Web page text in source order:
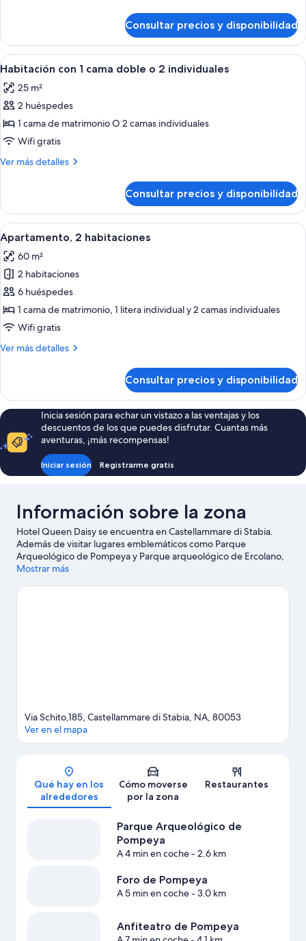
individual
básica
Consultar precios y disponibilidad
Abrir
todas
las
fotos
de
Habitación
con
doble
o
2
individuales
Habitación de hotel con cama,
8
Habitación con 1 cama doble o 2 individuales
25 m²
2 huéspedes
1 cama de matrimonio O 2 camas individuales
Wifi gratis
Ver más detalles
Más
con
cama
doble
o
2
individuales
Consultar precios y disponibilidad
Abrir
todas
las
fotos
de
Apartamento,
2
Un dormitorio moderno con una
4
Apartamento, 2 habitaciones
60 m²
2 habitaciones
6 huéspedes
1 cama de matrimonio, 1 litera individual y 2 camas individuales
Wifi gratis
Ver más detalles
Más
2
habitaciones
Consultar precios y disponibilidad
Inicia sesión para echar un vistazo a las ventajas y los
descuentos de los que puedes disfrutar. Cuantas más
aventuras, ¡más recompensas!
Iniciar sesión Registrarme gratis
Información sobre la zona
Hotel Queen Daisy se encuentra en Castellammare di Stabia.
Además de visitar lugares emblemáticos como Parque
Arqueológico de Pompeya y Parque arqueológico de Ercolano,
podrás apreciar la belleza natural de Monte Vesubio - Pompeya
también merecen la pena.
Ver guía de viaje de Castellammare di
Mostrar más
Mapa
Via Schito,185, Castellammare di Stabia, NA, 80053
Ver en el mapa
Qué hay en los
alrededores
Cómo moverse
por la zona
Restaurantes
Parque Arqueológico de
Pompeya
A 4 min en coche- 2.6 km
Foro de Pompeya
A 5 min en coche- 3.0 km
Anfiteatro de Pompeya